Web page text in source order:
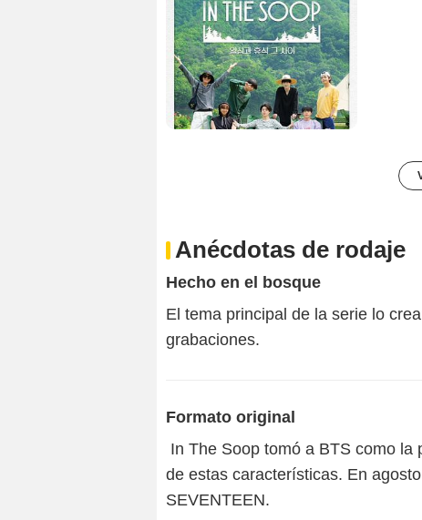
Anécdotas de rodaje
Hecho en el bosque
El tema principal de la serie lo
grabaciones.
Formato original
In The Soop tomó a BTS como la
de estas características. En
SEVENTEEN.